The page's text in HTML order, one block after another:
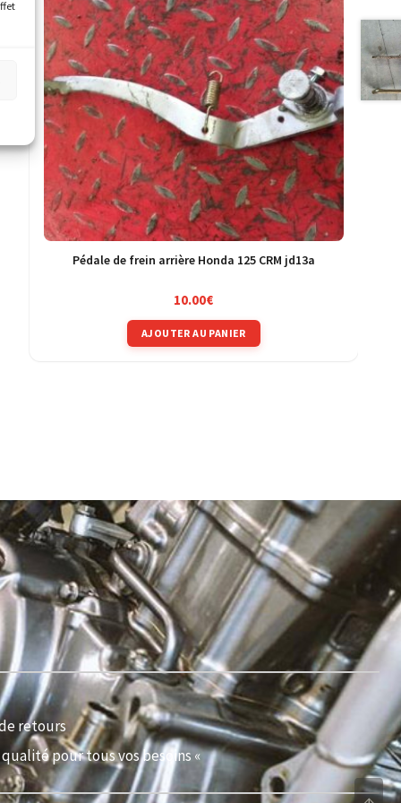
Pédale de frein arrière Honda 125 CRM jd13a
10.00€
AJOUTER AU PANIER
retours
pour tous vos besoins «